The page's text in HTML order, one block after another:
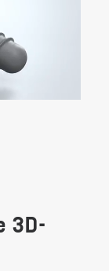
3D-